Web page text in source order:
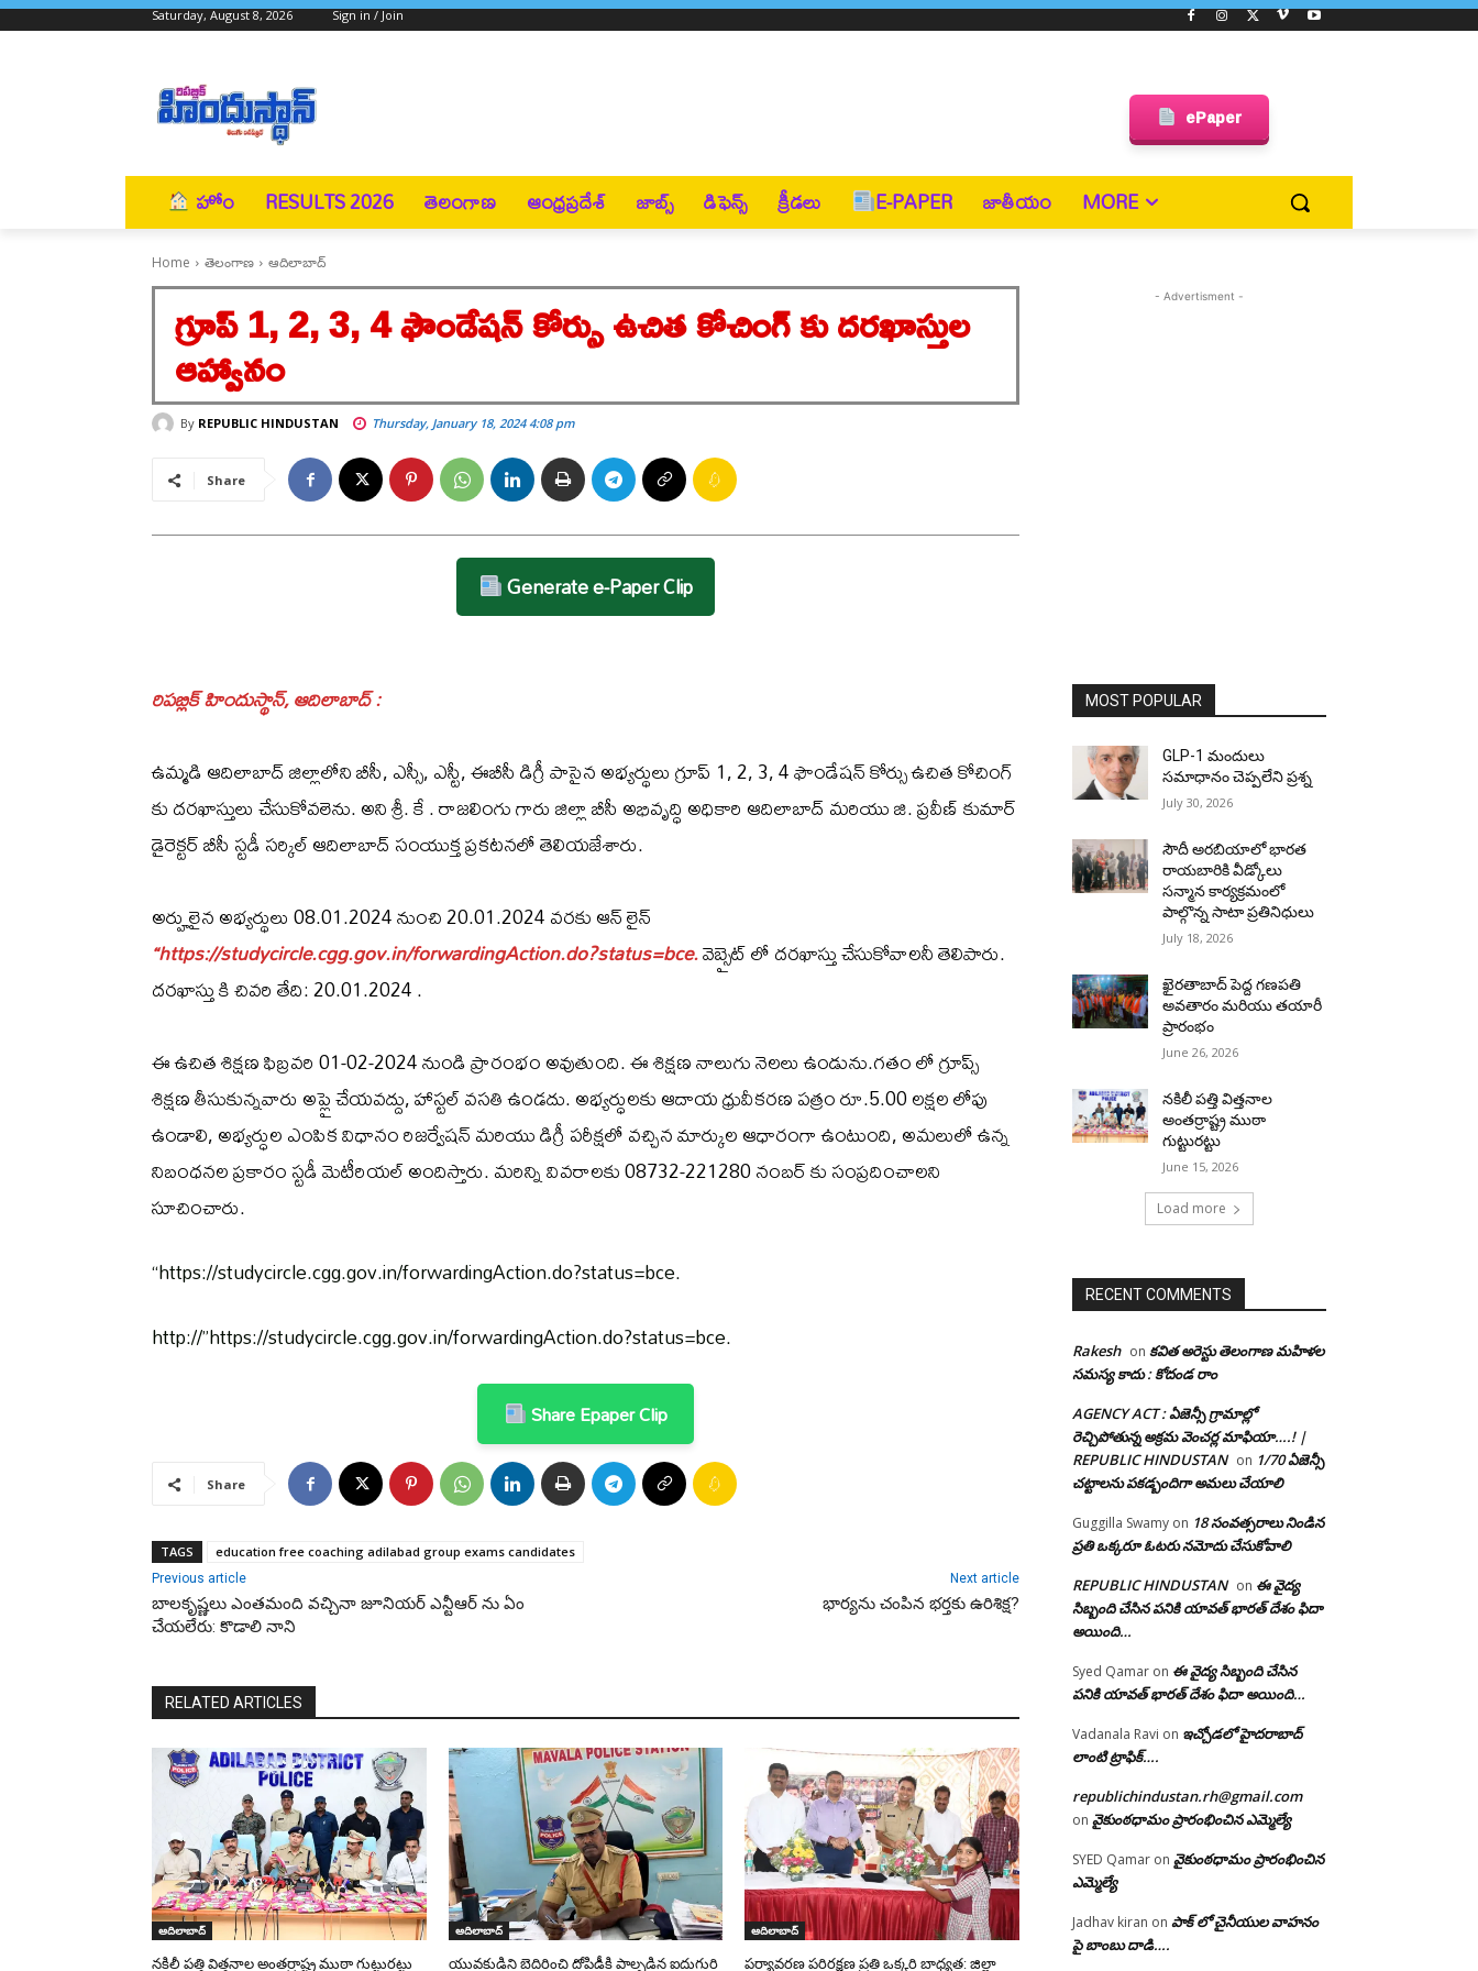
Saturday, August 8, 2026 Sign in / Join
ePaper
హోం RESULTS 2026 తెలంగాణ ఆంధ్రప్రదేశ్ జాబ్స్ డిఫెన్స్ క్రీడలు E-PAPER జాతీయం MORE
Home తెలంగాణ ఆదిలాబాద్
గ్రూప్ 1, 2, 3, 4 ఫౌండేషన్ కోర్సు ఉచిత కోచింగ్ కు దరఖాస్తుల
ఆహ్వానం
By REPUBLIC HINDUSTAN Thursday, January 18, 2024 4:08 pm
Share
Generate e-Paper Clip
రిపబ్లిక్ హిందుస్థాన్, ఆదిలాబాద్ :
ఉమ్మడి ఆదిలాబాద్ జిల్లాలోని బీసీ, ఎస్సీ, ఎస్టీ, ఈబీసీ డిగ్రీ పాసైన అభ్యర్థులు గ్రూప్ 1, 2, 3, 4 ఫౌండేషన్ కోర్సు ఉచిత కోచింగ్
కు దరఖాస్తులు చేసుకోవలెను. అని శ్రీ. కే . రాజలింగు గారు జిల్లా బీసీ అభివృద్ధి అధికారి ఆదిలాబాద్ మరియు జి. ప్రవీణ్ కుమార్
డైరెక్టర్ బీసీ స్టడీ సర్కిల్ ఆదిలాబాద్ సంయుక్త ప్రకటనలో తెలియజేశారు.
అర్హులైన అభ్యర్థులు 08.01.2024 నుంచి 20.01.2024 వరకు ఆన్ లైన్
“https://studycircle.cgg.gov.in/forwardingAction.do?status=bce.వెబ్సైట్ లో దరఖాస్తు చేసుకోవాలనీ తెలిపారు.
దరఖాస్తు కి చివరి తేది: 20.01.2024 .
ఈ ఉచిత శిక్షణ ఫిబ్రవరి 01-02-2024 నుండి ప్రారంభం అవుతుంది. ఈ శిక్షణ నాలుగు నెలలు ఉండును.గతం లో గ్రూప్స్
శిక్షణ తీసుకున్నవారు అప్లై చేయవద్దు, హాస్టల్ వసతి ఉండదు. అభ్యర్ధులకు ఆదాయ ధ్రువీకరణ పత్రం రూ.5.00 లక్షల లోపు
ఉండాలి, అభ్యర్ధుల ఎంపిక విధానం రిజర్వేషన్ మరియు డిగ్రీ పరీక్షలో వచ్చిన మార్కుల ఆధారంగా ఉంటుంది, అమలులో ఉన్న
నిబంధనల ప్రకారం స్టడీ మెటీరియల్ అందిస్తారు. మరిన్ని వివరాలకు 08732-221280 నంబర్ కు సంప్రదించాలని
సూచించారు.
“https://studycircle.cgg.gov.in/forwardingAction.do?status=bce.
http://”https://studycircle.cgg.gov.in/forwardingAction.do?status=bce.
Share Epaper Clip
Share
TAGS education free coaching adilabad group exams candidates
Previous article
బాలకృష్ణలు ఎంతమంది వచ్చినా జూనియర్ ఎన్టీఆర్ ను ఏం
చేయలేరు: కొడాలి నాని
Next article
భార్యను చంపిన భర్తకు ఉరిశిక్ష?
RELATED ARTICLES
ఆదిలాబాద్
నకిలీ పత్తి విత్తనాల అంతర్రాష్ట్ర ముఠా గుట్టురట్టు
ఆదిలాబాద్
యువకుడిని బెదిరించి దోపిడీకి పాల్పడిన ఐదుగురి
ఆదిలాబాద్
పర్యావరణ పరిరక్షణ ప్రతి ఒక్కరి బాధ్యత: జిల్లా
- Advertisment -
MOST POPULAR
GLP-1 మందులు
సమాధానం చెప్పలేని ప్రశ్న
July 30, 2026
సౌదీ అరబియాలో భారత
రాయబారికి వీడ్కోలు
సన్మాన కార్యక్రమంలో
పాల్గొన్న సాటా ప్రతినిధులు
July 18, 2026
ఖైరతాబాద్ పెద్ద గణపతి
అవతారం మరియు తయారీ
ప్రారంభం
June 26, 2026
నకిలీ పత్తి విత్తనాల
అంతర్రాష్ట్ర ముఠా
గుట్టురట్టు
June 15, 2026
Load more
RECENT COMMENTS
Rakesh on కవిత అరెస్టు తెలంగాణ మహిళల
సమస్య కాదు : కోదండ రాం
AGENCY ACT : ఏజెన్సీ గ్రామాల్లో
రెచ్చిపోతున్న అక్రమ వెంచర్ల మాఫియా….! |
REPUBLIC HINDUSTAN on 1/70 ఏజెన్సీ
చట్టాలను పకడ్బందిగా అమలు చేయాలి
Guggilla Swamy on 18 సంవత్సరాలు నిండిన
ప్రతి ఒక్కరూ ఓటరు నమోదు చేసుకోవాలి
REPUBLIC HINDUSTAN on ఈ వైద్య
సిబ్బంది చేసిన పనికి యావత్ భారత్ దేశం ఫిదా
అయింది…
Syed Qamar on ఈ వైద్య సిబ్బంది చేసిన
పనికి యావత్ భారత్ దేశం ఫిదా అయింది…
Vadanala Ravi on ఇచ్చోడలో హైదరాబాద్
లాంటి ట్రాఫిక్….
republichindustan.rh@gmail.com
on వైకుంఠధామం ప్రారంభించిన ఎమ్మెల్యే
SYED Qamar on వైకుంఠధామం ప్రారంభించిన
ఎమ్మెల్యే
Jadhav kiran on పాక్ లో చైనీయుల వాహనం
పై బాంబు దాడి….